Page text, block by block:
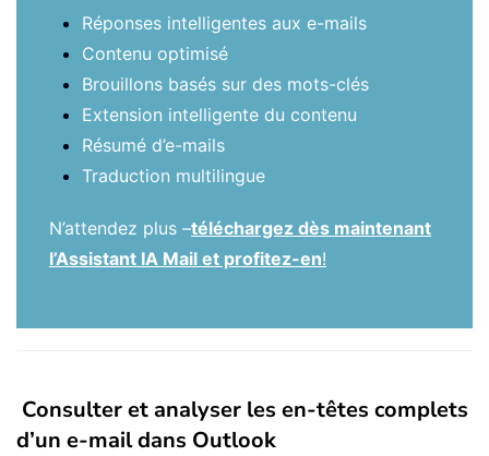
Réponses intelligentes aux e-mails
Contenu optimisé
Brouillons basés sur des mots-clés
Extension intelligente du contenu
Résumé d’e-mails
Traduction multilingue
N’attendez plus –téléchargez dès maintenant
l’Assistant IA Mail et profitez-en!
Consulter et analyser les en-têtes complets
d’un e-mail dans Outlook